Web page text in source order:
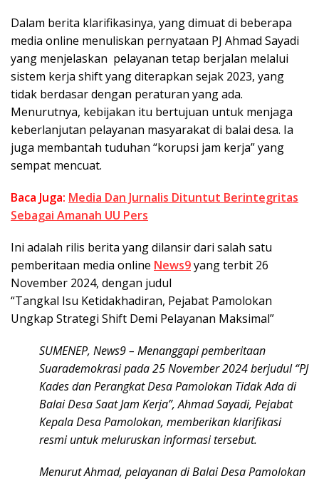
Dalam berita klarifikasinya, yang dimuat di beberapa
media online menuliskan pernyataan PJ Ahmad Sayadi
yang menjelaskan pelayanan tetap berjalan melalui
sistem kerja shift yang diterapkan sejak 2023, yang
tidak berdasar dengan peraturan yang ada.
Menurutnya, kebijakan itu bertujuan untuk menjaga
keberlanjutan pelayanan masyarakat di balai desa. Ia
juga membantah tuduhan “korupsi jam kerja” yang
sempat mencuat.
Baca Juga: Media Dan Jurnalis Dituntut Berintegritas
Sebagai Amanah UU Pers
Ini adalah rilis berita yang dilansir dari salah satu
pemberitaan media online News9yang terbit 26
November 2024, dengan judul
“Tangkal Isu Ketidakhadiran, Pejabat Pamolokan
Ungkap Strategi Shift Demi Pelayanan Maksimal”
SUMENEP, News9 – Menanggapi pemberitaan
Suarademokrasi pada 25 November 2024 berjudul “PJ
Kades dan Perangkat Desa Pamolokan Tidak Ada di
Balai Desa Saat Jam Kerja”, Ahmad Sayadi, Pejabat
Kepala Desa Pamolokan, memberikan klarifikasi
resmi untuk meluruskan informasi tersebut.
Menurut Ahmad, pelayanan di Balai Desa Pamolokan